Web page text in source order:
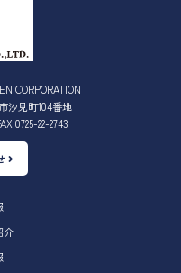
CORPORATION
汐見町104番地
0725-22-2743
介